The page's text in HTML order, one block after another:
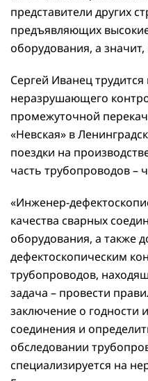
представители других
предъявляющих
оборудования, а
Сергей Иванец
неразрушающего
промежуточной
«Невская» в
поездки на
часть трубопроводов –
«Инженер-
качества сварных
оборудования, а также
дефектоскопическим
трубопроводов,
задача – провести
заключение о годности
соединения и
обследовании
специализируется на